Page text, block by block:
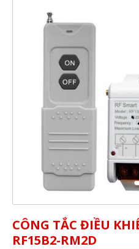
CÔNG TẮC ĐIỀU
RF15B2-RM2D